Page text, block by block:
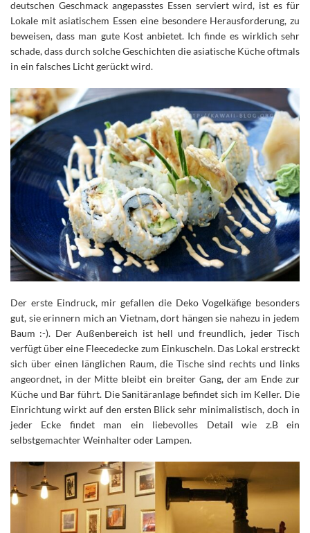
deutschen Geschmack angepasstes Essen serviert wird, ist es für
Lokale mit asiatischem Essen eine besondere Herausforderung, zu
beweisen, dass man gute Kost anbietet. Ich finde es wirklich sehr
schade, dass durch solche Geschichten die asiatische Küche oftmals
in ein falsches Licht gerückt wird.
Der erste Eindruck, mir gefallen die Deko Vogelkäfige besonders
gut, sie erinnern mich an Vietnam, dort hängen sie nahezu in jedem
Baum :-). Der Außenbereich ist hell und freundlich, jeder Tisch
verfügt über eine Fleecedecke zum Einkuscheln. Das Lokal erstreckt
sich über einen länglichen Raum, die Tische sind rechts und links
angeordnet, in der Mitte bleibt ein breiter Gang, der am Ende zur
Küche und Bar führt. Die Sanitäranlage befindet sich im Keller. Die
Einrichtung wirkt auf den ersten Blick sehr minimalistisch, doch in
jeder Ecke findet man ein liebevolles Detail wie z.B ein
selbstgemachter Weinhalter oder Lampen.